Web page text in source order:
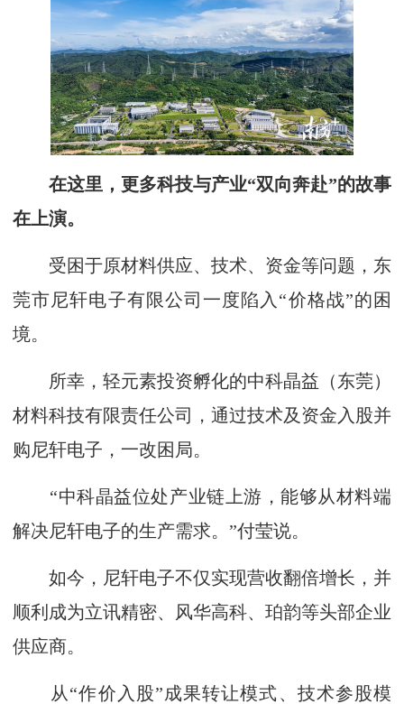
在这里，更多科技与产业“双向奔赴”的故事
在上演。
受困于原材料供应、技术、资金等问题，东
莞市尼轩电子有限公司一度陷入“价格战”的困
境。
所幸，轻元素投资孵化的中科晶益（东莞）
材料科技有限责任公司，通过技术及资金入股并
购尼轩电子，一改困局。
“中科晶益位处产业链上游，能够从材料端
解决尼轩电子的生产需求。”付莹说。
如今，尼轩电子不仅实现营收翻倍增长，并
顺利成为立讯精密、风华高科、珀韵等头部企业
供应商。
从“作价入股”成果转让模式、技术参股模